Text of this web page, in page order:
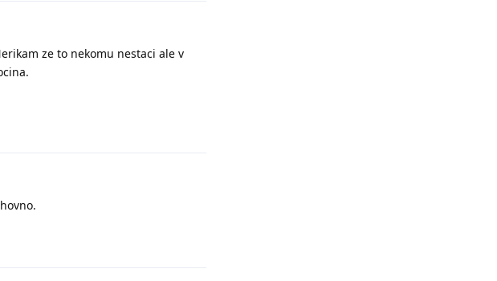
ze to nekomu nestaci ale v